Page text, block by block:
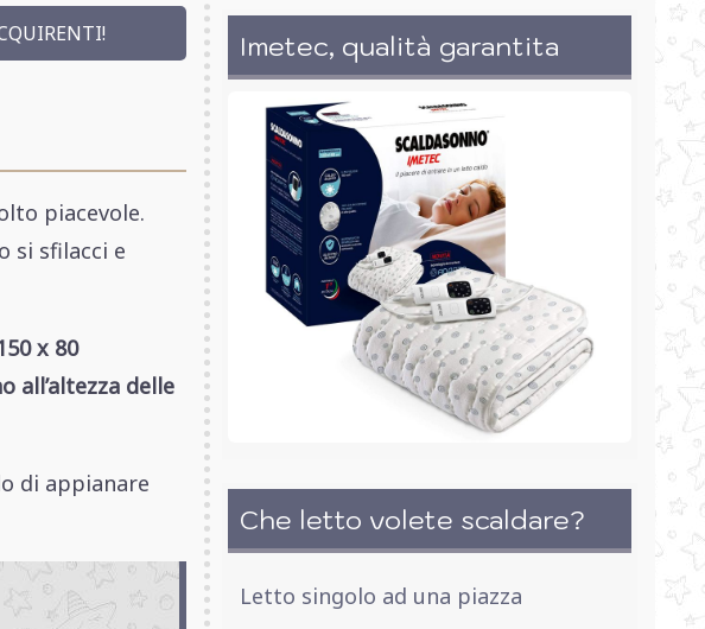
piacevole.
si sfilacci e
x 80
all’altezza delle
di appianare
Imetec, qualità garantita
Che letto volete scaldare?
Letto singolo ad una piazza